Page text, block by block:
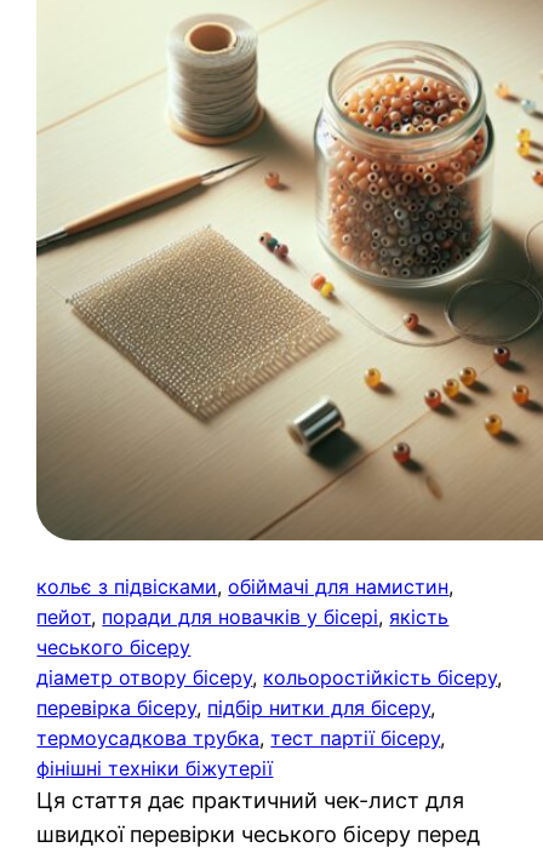
кольє з підвісками, обіймачі для намистин
пейот, поради для новачків у бісері, якість
чеського бісеру
діаметр отвору бісеру, кольоростійкість бісеру
перевірка бісеру, підбір нитки для бісеру
термоусадкова трубка, тест партії бісеру
фінішні техніки біжутерії
Ця стаття дає практичний чек-лист для
швидкої перевірки чеського бісеру перед